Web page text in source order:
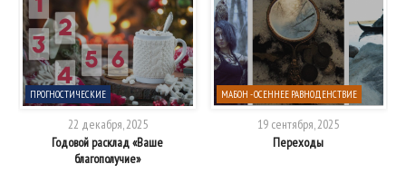
ПРОГНОСТИЧЕСКИЕ
22 декабря, 2025
Годовой расклад «Ваше
благополучие»
МАБОН - ОСЕННЕЕ РАВНОДЕНСТВИЕ
19 сентября, 2025
Переходы